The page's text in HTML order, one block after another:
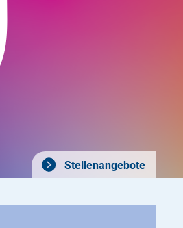
Stellenangebote